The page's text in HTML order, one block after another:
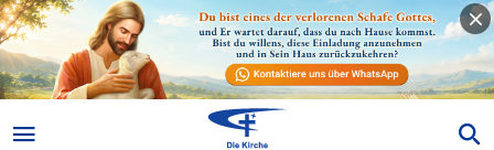
541 So lange du Gott nicht verlässt